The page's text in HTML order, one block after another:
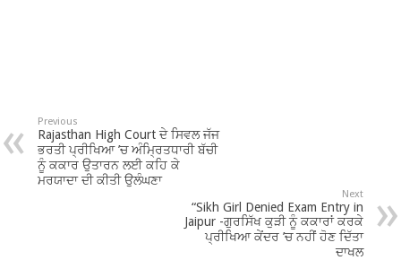
Previous
Rajasthan High Court ਦੇ ਸਿਵਲ ਜੱਜ
ਭਰਤੀ ਪ੍ਰੀਖਿਆ ’ਚ ਅੰਮ੍ਰਿਤਧਾਰੀ ਬੱਚੀ
ਨੂੰ ਕਕਾਰ ਉਤਾਰਨ ਲਈ ਕਹਿ ਕੇ
ਮਰਯਾਦਾ ਦੀ ਕੀਤੀ ਉਲੰਘਣਾ
Next
“Sikh Girl Denied Exam Entry in
Jaipur -ਗੁਰਸਿੱਖ ਕੁੜੀ ਨੂੰ ਕਕਾਰਾਂ ਕਰਕੇ
ਪ੍ਰੀਖਿਆ ਕੇਂਦਰ ’ਚ ਨਹੀਂ ਹੋਣ ਦਿੱਤਾ
ਦਾਖਲ